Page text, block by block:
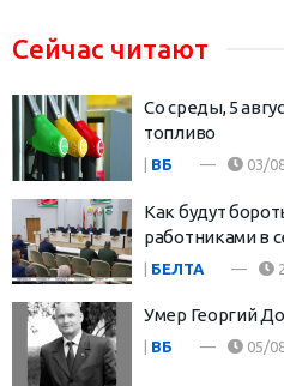
Сейчас читают
Со среды, 5
топливо
ВБ 03/
Как будут
работниками в
| БЕЛТА
Умер Георгий
ВБ 05/